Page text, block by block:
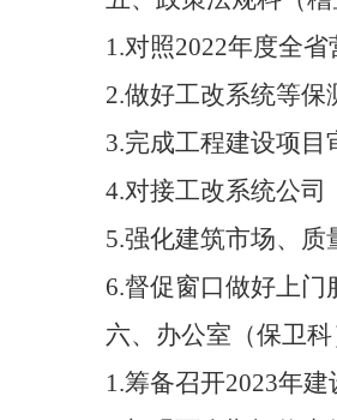
1.对照2022年度全省
2.做好工改系统等保
3.完成工程建设项目
4.对接工改系统公司
5.强化建筑市场、质
6.督促窗口做好上门
六、办公室（保卫科
1.筹备召开2023年建